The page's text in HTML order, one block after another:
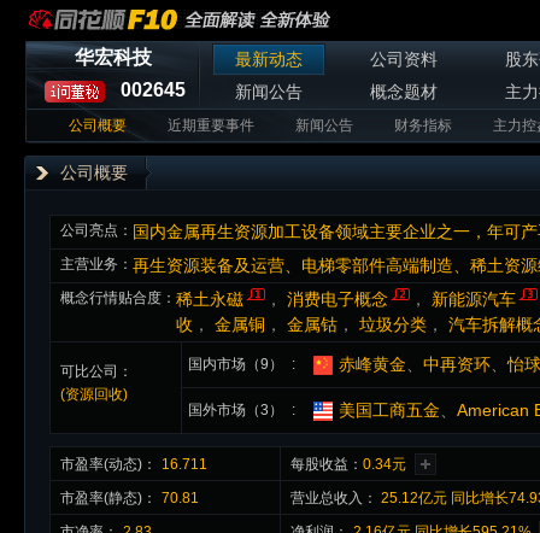
华宏科技
002645
最新动态 公司资料
股
新闻公告
概念题材 主
公司概要 近期重要事件 新闻公告 财务指标 主力控
公司概要
公司亮点：
主营业务： 再生资源装备及运营、电梯零部件高端制造、稀土资
概念行情贴合度： 稀土永磁 ， 消费电子概念 ， 新能源汽车
收 ， 金属铜 ， 金属钴 ， 垃圾分类 ， 汽车拆解概
可比公司：
(资源回收)
国内市场（9） 赤峰黄金 中再资环 、怡
国外市场（3） 美国工商五金 American
市盈率(动态)： 16.711 每股收益： 0.34元
市盈率(静态)：
70.81 营业总收入： 25.12亿元 同比增长